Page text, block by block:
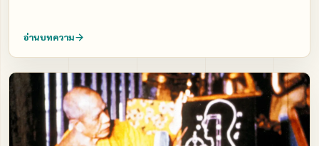
มาจดมาถามตัวของ ตัวน่ะอยู่ในมนุษย์โลกทำความชั่วไว้
เท่าไร ความดีไว้เท่าไร ทำ ไว้มากน้อยเท่าไหร่ เค้ามาสอบ
สวนมาจดเอาไป แล้วเค้าจด เรียบร้อยเค้าก็กลับไป ตัวก็เสวย
บุญอยู่บนวิมานนั่นน่ะ ในฝ่าย ทางความดี ที่อยู่ในมนุษย์โลก
เราประพฤติดี ทำดี ประพฤติถูก ทำถูก คิดถูก เห็นถูก รู้ถูก จึง
ได้ไปเสวยสุขสมบัติอยู่บนสวรรค์ โน่น ทีนี้บุญน่ะที่ตัวได้ทำ
อ่านบทความ